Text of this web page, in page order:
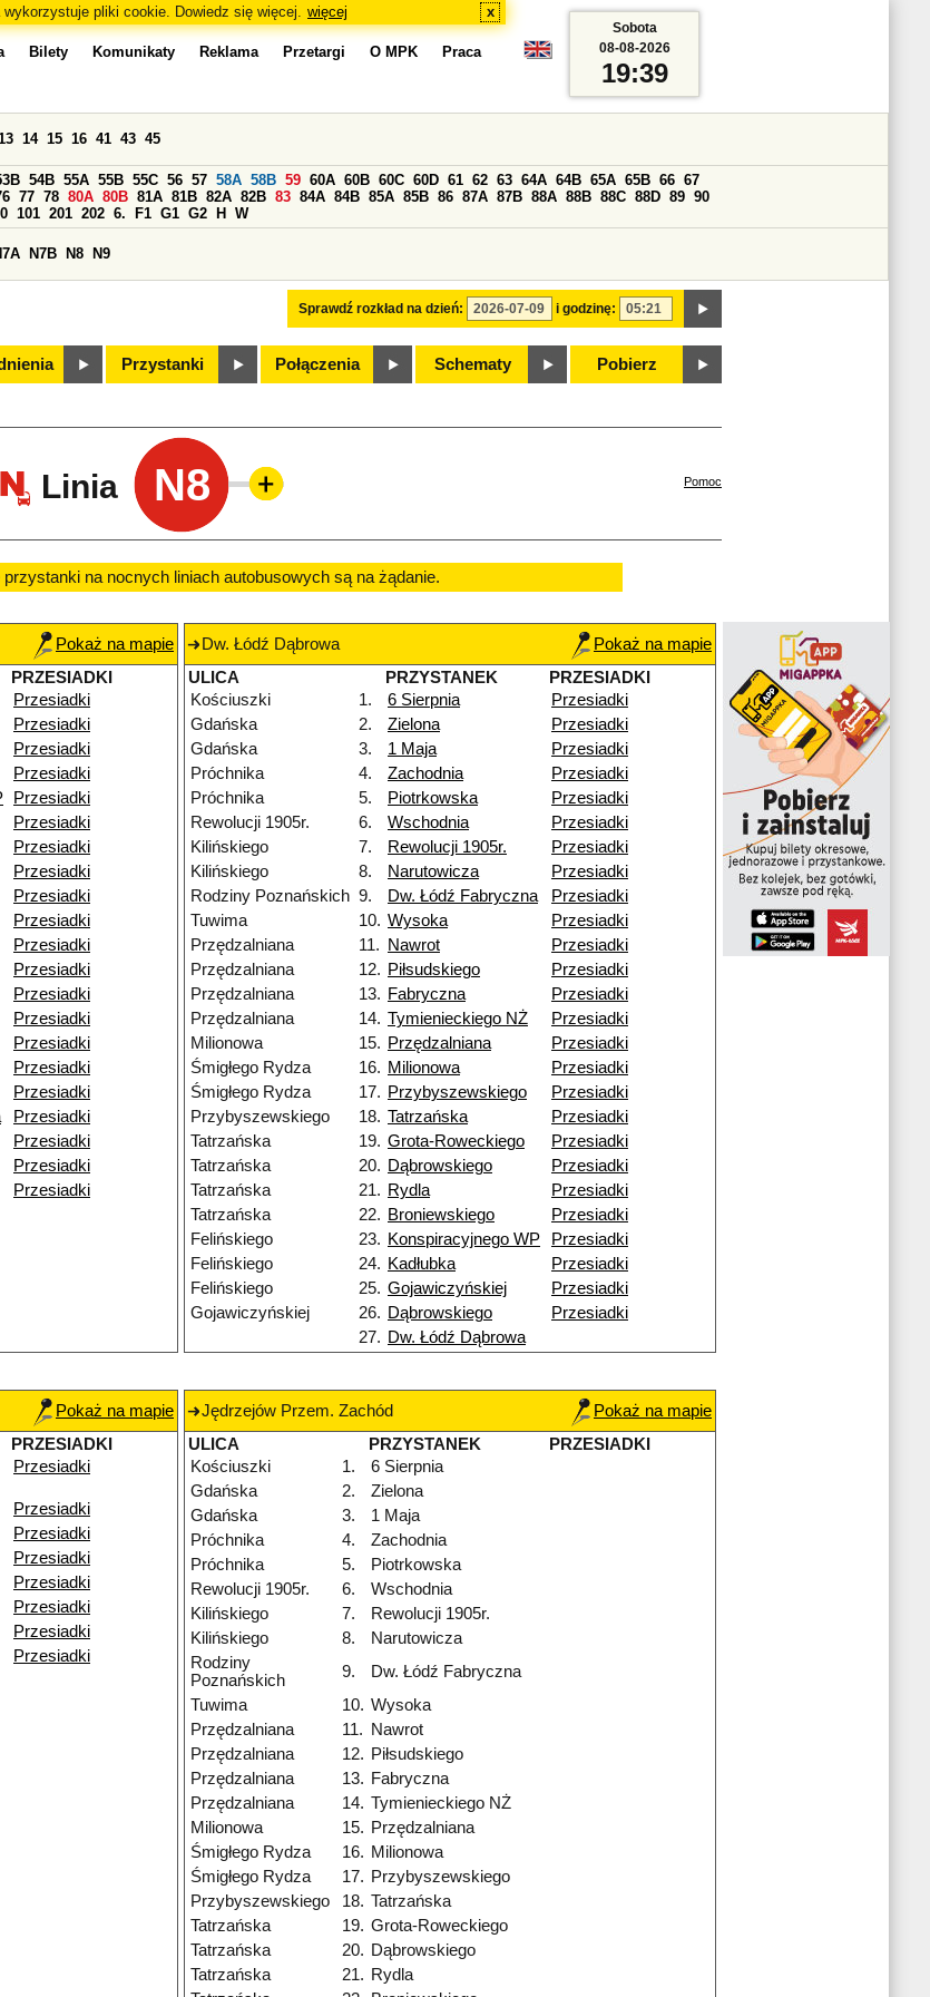
wykorzystuje pliki cookie. Dowiedz się więcej. więcej x
Bilety Komunikaty Reklama Przetargi O MPK Praca
Sprawdź rozkład na dzień: i godzinę:
14 15 16 41 43 45
54B 55A 55B 55C 56 57 58A 58B 59 60A 60B 60C 60D 61 62 63 64A 64B 65A 65B 66 67
77 78 80A 80B 81A 81B 82A 82B 83 84A 84B 85A 85B 86 87A 87B 88A 88B 88C 88D 89 90
101 201 202 6. F1 G1 G2 H W
N7B N8 N9
Przystanki Połączenia Schematy Pobierz
Sobota
08-08-2026
19:39
Linia N8 Pomoc
na nocnych liniach autobusowych są na żądanie.
Pokaż na mapie
PRZESIADKI
Przesiadki
Przesiadki
Przesiadki
Przesiadki
Przesiadki
Przesiadki
Przesiadki
Przesiadki
Przesiadki
Przesiadki
Przesiadki
Przesiadki
Przesiadki
Przesiadki
Przesiadki
Przesiadki
Przesiadki
Przesiadki
Przesiadki
Przesiadki
Przesiadki
Dw. Łódź Dąbrowa
Pokaż na mapie
ULICA
PRZYSTANEK
PRZESIADKI
Kościuszki
1. 6 Sierpnia
Przesiadki
Gdańska
2. Zielona
Przesiadki
Gdańska
3. 1 Maja
Przesiadki
Próchnika
4. Zachodnia
Przesiadki
Próchnika
5. Piotrkowska
Przesiadki
Rewolucji 1905r.
6. Wschodnia
Przesiadki
Kilińskiego
7. Rewolucji 1905r.
Przesiadki
Kilińskiego
8. Narutowicza
Przesiadki
Rodziny Poznańskich 9. Dw. Łódź Fabryczna
Przesiadki
Tuwima
10. Wysoka
Przesiadki
Przędzalniana
11. Nawrot
Przesiadki
Przędzalniana
12. Piłsudskiego
Przesiadki
Przędzalniana
13. Fabryczna
Przesiadki
Przędzalniana
14. Tymienieckiego NŻ
Przesiadki
Milionowa
15. Przędzalniana
Przesiadki
Śmigłego Rydza
16. Milionowa
Przesiadki
Śmigłego Rydza
17. Przybyszewskiego
Przesiadki
Przybyszewskiego
18. Tatrzańska
Przesiadki
Tatrzańska
19. Grota-Roweckiego
Przesiadki
Tatrzańska
20. Dąbrowskiego
Przesiadki
Tatrzańska
21. Rydla
Przesiadki
Tatrzańska
22. Broniewskiego
Przesiadki
Felińskiego
23. Konspiracyjnego WP
Przesiadki
Felińskiego
24. Kadłubka
Przesiadki
Felińskiego
25. Gojawiczyńskiej
Przesiadki
Gojawiczyńskiej
26. Dąbrowskiego
Przesiadki
27. Dw. Łódź Dąbrowa
Pokaż na mapie
PRZESIADKI
Przesiadki
Przesiadki
Przesiadki
Przesiadki
Przesiadki
Przesiadki
Przesiadki
Przesiadki
Jędrzejów Przem. Zachód
Pokaż na mapie
ULICA
PRZYSTANEK
PRZESIADKI
Kościuszki
1.
6 Sierpnia
Gdańska
2.
Zielona
Gdańska
3.
1 Maja
Próchnika
4.
Zachodnia
Próchnika
5.
Piotrkowska
Rewolucji 1905r.
6.
Wschodnia
Kilińskiego
7.
Rewolucji 1905r.
Kilińskiego
8.
Narutowicza
Rodziny
Poznańskich
9.
Dw. Łódź Fabryczna
Tuwima
10. Wysoka
Przędzalniana
11.
Nawrot
Przędzalniana
12. Piłsudskiego
Przędzalniana
13. Fabryczna
Przędzalniana
14. Tymienieckiego NŻ
Milionowa
15. Przędzalniana
Śmigłego Rydza
16. Milionowa
Śmigłego Rydza
17. Przybyszewskiego
Przybyszewskiego
18. Tatrzańska
Tatrzańska
19. Grota-Roweckiego
Tatrzańska
20. Dąbrowskiego
Tatrzańska
21. Rydla